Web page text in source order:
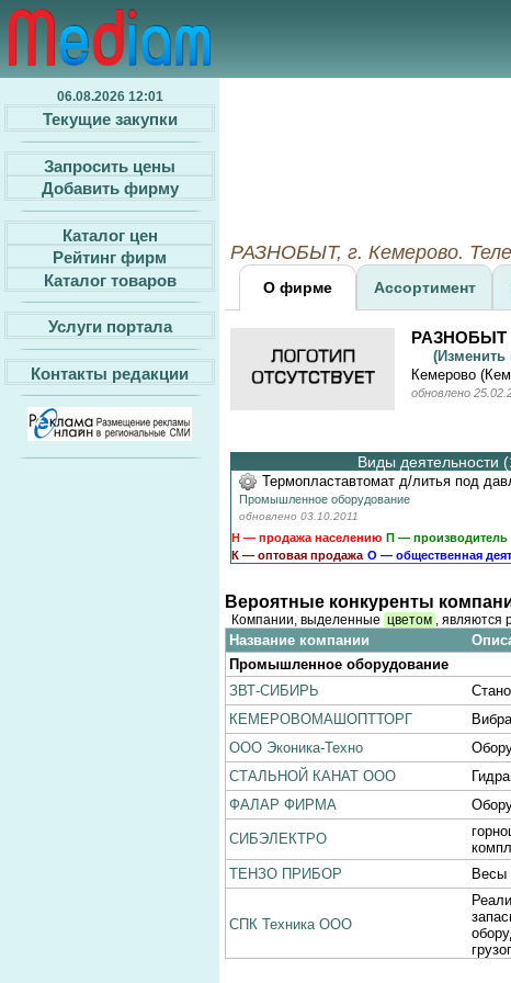
06.08.2026 12:01
Текущие закупки
Запросить цены
Добавить фирму
Каталог цен
Рейтинг фирм
Каталог товаров
Услуги портала
Контакты редакции
РАЗНОБЫТ, г. Кемерово.
О фирме Ассортимент
РАЗНОБЫТ
Кемерово
обновлено
Виды деятельности
Термопластавтомат д/литья под
Промышленное оборудование
обновлено 03.10.2011
Н — продажа населению П — производитель
К — оптовая продажа О — общественная
Вероятные конкуренты
Компании, выделенные цветом , являются
Название компании
Промышленное оборудование
ЗВТ-СИБИРЬ
КЕМЕРОВОМАШОПТТОРГ
ООО Эконика-Техно
СТАЛЬНОЙ КАНАТ ООО
ФАЛАР ФИРМА
СИБЭЛЕКТРО
ТЕНЗО ПРИБОР
Весы
СПК Техника ООО